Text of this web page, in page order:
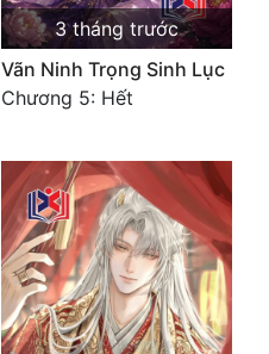
3 tháng trước
Vãn Ninh Trọng Sinh Lục
Chương 5: Hết